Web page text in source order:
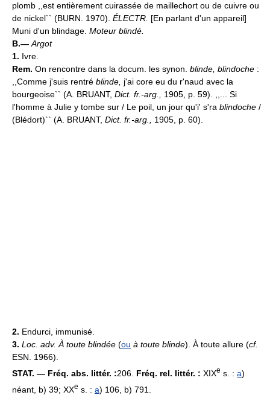
plomb ,,est entièrement cuirassée de maillechort ou de cuivre ou
de nickel`` (BURN. 1970). ÉLECTR. [En parlant d'un appareil]
Muni d'un blindage. Moteur blindé.
B.— Argot
1. Ivre.
Rem. On rencontre dans la docum. les synon. blinde, blindoche :
,,Comme j'suis rentré blinde, j'ai core eu du r'naud avec la
bourgeoise`` (A. BRUANT, Dict. fr.-arg.,
1905, p. 59). ,,... Si
l'homme à Julie y tombe sur / Le poil, un jour qu'i' s'ra blindoche /
(Blédort)`` (A. BRUANT, Dict. fr.-arg., 1905, p. 60).
2. Endurci, immunisé.
3. Loc. adv. À toute blindée (ou à toute blinde). À toute allure (cf.
ESN. 1966).
STAT. — Fréq. abs. littér. :206. Fréq. rel. littér. : XIXe s. : a)
néant, b) 39; XXe s. : a) 106, b) 791.